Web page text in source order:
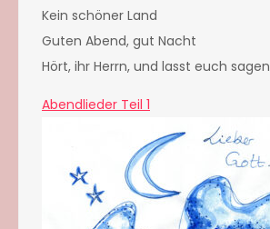
Kein schöner Land
Guten Abend, gut Nacht
Hört, ihr Herrn, und lasst euch sagen
Abendlieder Teil 1